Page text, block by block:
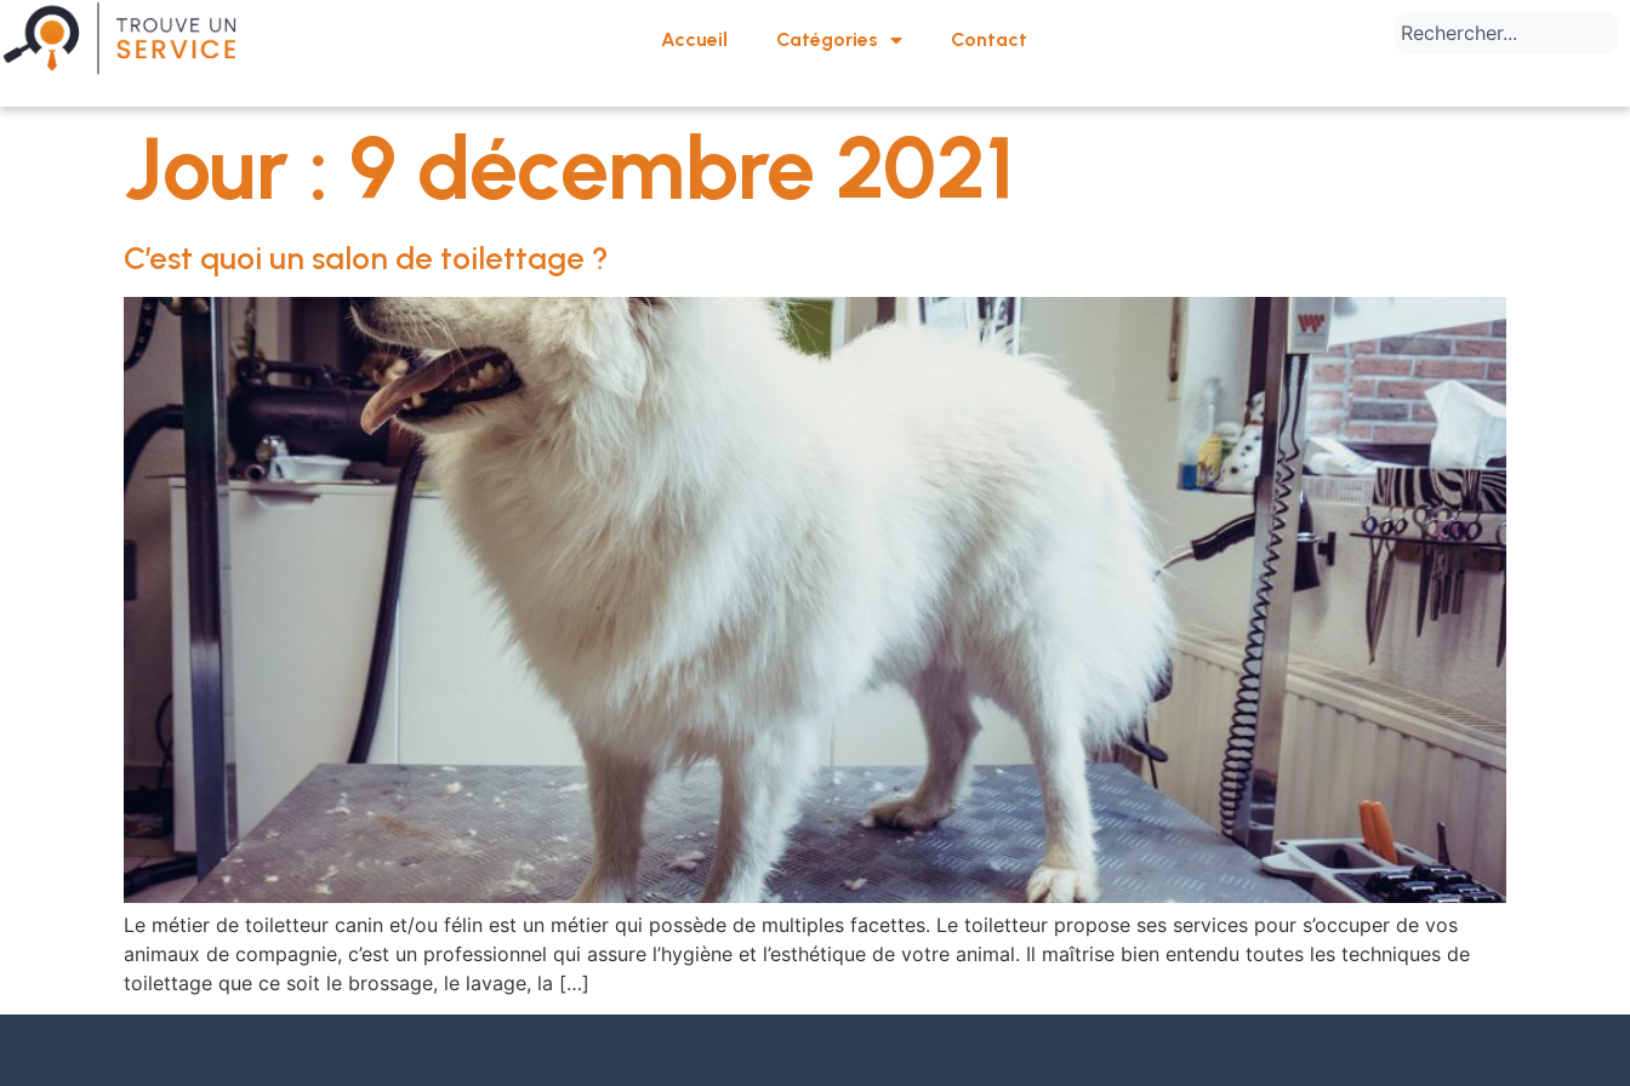
Accueil Catégories Contact
Jour : 9 décembre 2021
C’est quoi un salon de toilettage ?
Le métier de toiletteur canin et/ou félin est un métier qui possède de multiples facettes. Le toiletteur propose ses services pour s’occuper de vos
animaux de compagnie, c’est un professionnel qui assure l’hygiène et l’esthétique de votre animal. Il maîtrise bien entendu toutes les techniques de
toilettage que ce soit le brossage, le lavage, la […]